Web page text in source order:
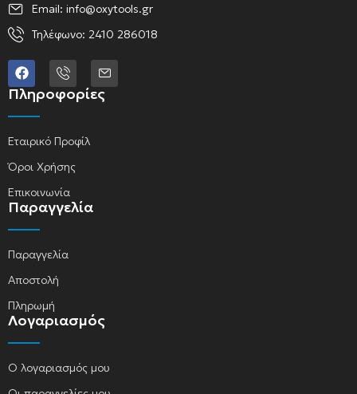
Email: info@oxytools.gr
Τηλέφωνο: 2410 286018
Πληροφορίες
Εταιρικό Προφίλ
Όροι Χρήσης
Επικοινωνία
Παραγγελία
Παραγγελία
Αποστολή
Πληρωμή
Λογαριασμός
Ο λογαριασμός μου